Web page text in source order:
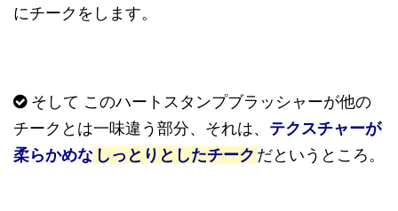
にチークをします。
そして このハートスタンプブラッシャーが他の
チークとは一味違う部分、それは、 テクスチャーが
柔らかめな しっとりとしたチーク だというところ。